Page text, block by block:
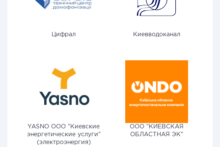
Цифрал Киевводоканал
YASNO OOO "Киевские
энергетические услуги"
(электроэнергия)
ООО "КИЕВСКАЯ
ОБЛАСТНАЯ ЭК"